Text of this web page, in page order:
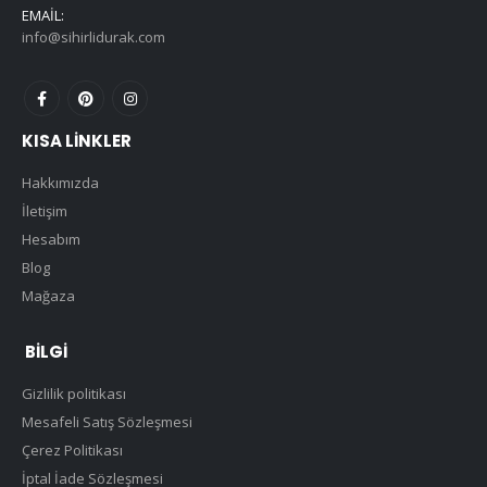
EMAIL:
info@sihirlidurak.com
KISA LINKLER
Hakkımızda
İletişim
Hesabım
Blog
Mağaza
BILGI
Gizlilik politikası
Mesafeli Satış Sözleşmesi
Çerez Politikası
İptal İade Sözleşmesi